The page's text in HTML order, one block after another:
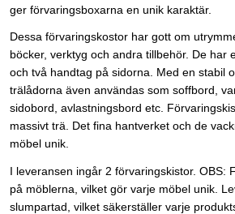
ger förvaringsboxarna en unik karaktär.
Dessa förvaringskostor har gott om
böcker, verktyg och andra tillbehör. De har
och två handtag på sidorna. Med en stabil
trälådorna även användas som soffbord,
sidobord, avlastningsbord etc.
massivt trä. Det fina hantverket och de
möbel unik.
I leveransen ingår 2 förvaringskistor. OBS:
på möblerna, vilket gör varje möbel unik.
slumpartad, vilket säkerställer varje